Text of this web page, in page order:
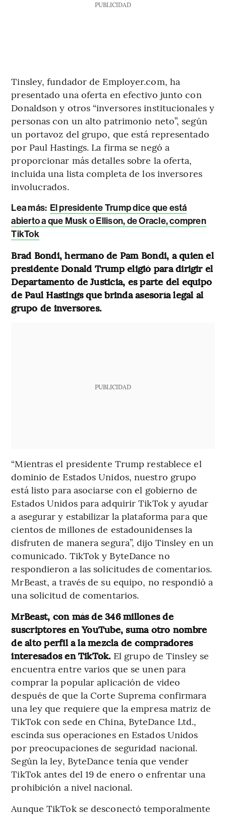
PUBLICIDAD
Tinsley, fundador de Employer.com, ha
presentado una oferta en efectivo junto con
Donaldson y otros “inversores institucionales y
personas con un alto patrimonio neto”, según
un portavoz del grupo, que está representado
por Paul Hastings. La firma se negó a
proporcionar más detalles sobre la oferta,
incluida una lista completa de los inversores
involucrados.
Lea más: El presidente Trump dice que está
abierto a que Musk o Ellison, de Oracle, compren
TikTok
Brad Bondi, hermano de Pam Bondi, a quien el
presidente Donald Trump eligió para dirigir el
Departamento de Justicia, es parte del equipo
de Paul Hastings que brinda asesoría legal al
grupo de inversores.
PUBLICIDAD
“Mientras el presidente Trump restablece el
dominio de Estados Unidos, nuestro grupo
está listo para asociarse con el gobierno de
Estados Unidos para adquirir TikTok y ayudar
a asegurar y estabilizar la plataforma para que
cientos de millones de estadounidenses la
disfruten de manera segura”, dijo Tinsley en un
comunicado. TikTok y ByteDance no
respondieron a las solicitudes de comentarios.
MrBeast, a través de su equipo, no respondió a
una solicitud de comentarios.
MrBeast, con más de 346 millones de
suscriptores en YouTube, suma otro nombre
de alto perfil a la mezcla de compradores
interesados en TikTok. El grupo de Tinsley se
encuentra entre varios que se unen para
comprar la popular aplicación de video
después de que la Corte Suprema confirmara
una ley que requiere que la empresa matriz de
TikTok con sede en China, ByteDance Ltd.,
escinda sus operaciones en Estados Unidos
por preocupaciones de seguridad nacional.
Según la ley, ByteDance tenía que vender
TikTok antes del 19 de enero o enfrentar una
prohibición a nivel nacional.
Aunque TikTok se desconectó temporalmente